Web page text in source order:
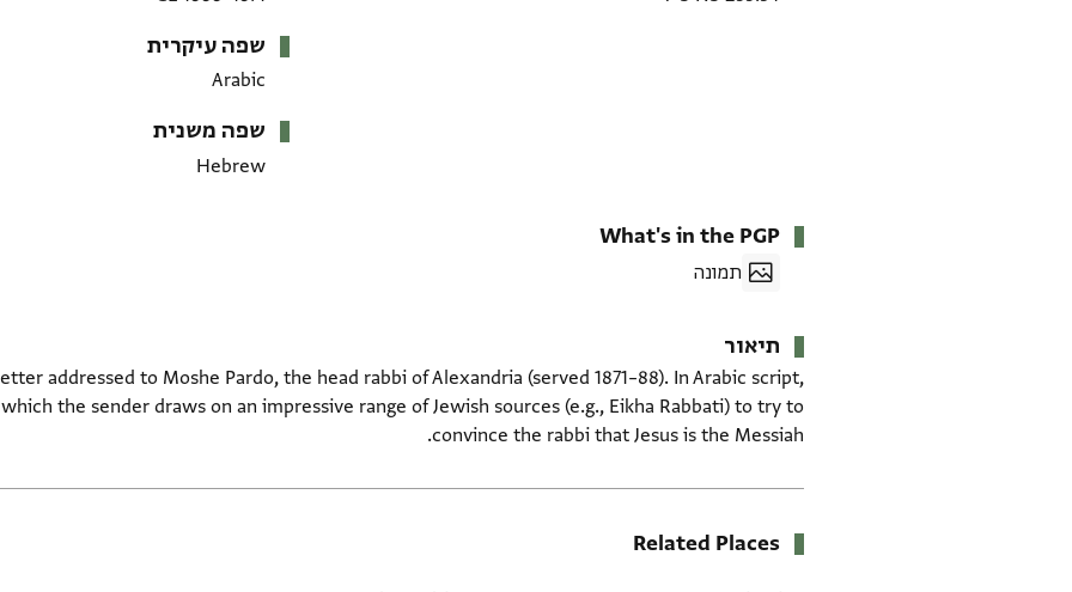
שפה עיקרית
Arabic
שפה משנית
Hebrew
What's in the PGP
תמונה
תיאור
addressed to Moshe Pardo, the head rabbi of Alexandria (served 1871–88). In Arabic script,
the sender draws on an impressive range of Jewish sources (e.g., Eikha Rabbati) to try to
convince the rabbi that Jesus is the Messiah.
Related Places